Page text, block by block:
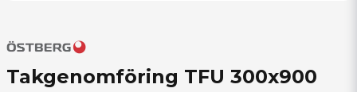
Takgenomföring TFU 300x900